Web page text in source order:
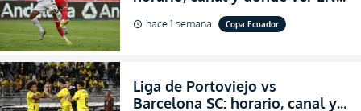
VIVO los octavos de final de la
Copa Ecuador 2026
schedule hace 1 semana Copa Ecuador
Liga de Portoviejo vs
Barcelona SC: horario, canal y